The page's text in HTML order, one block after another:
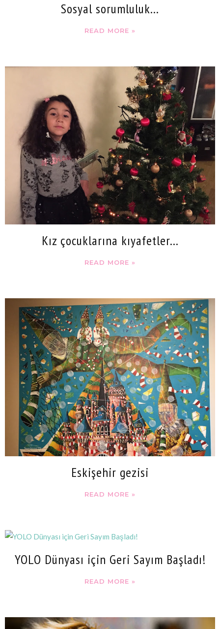
Sosyal sorumluluk...
READ MORE »
Kız çocuklarına kıyafetler...
READ MORE »
Eskişehir gezisi
READ MORE »
YOLO Dünyası için Geri Sayım Başladı!
READ MORE »